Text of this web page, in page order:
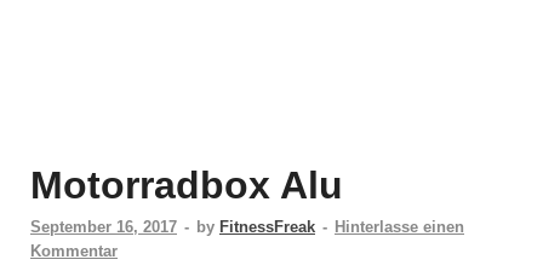
Motorradbox Alu
September 16, 2017 - by FitnessFreak - Hinterlasse einen
Kommentar